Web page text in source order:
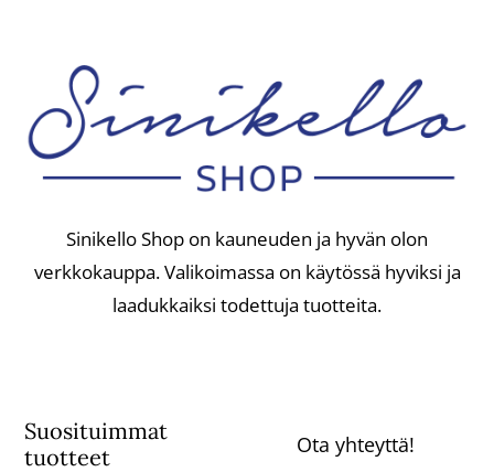
Sinikello Shop on kauneuden ja hyvän olon
verkkokauppa. Valikoimassa on käytössä hyviksi ja
laadukkaiksi todettuja tuotteita.
Suosituimmat
tuotteet
Ota yhteyttä!